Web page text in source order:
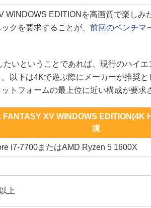
WINDOWS EDITIONを高画質で楽しみ
クを要求することが、 前回のベンチマ
いということであれば、現行のハイエ
以下は4Kで遊ぶ際にメーカーが推奨と
トフォームの最上位に近い構成が要求
FANTASY XV WINDOWS EDITION(4K
境
i7-7700またはAMD Ryzen 5 1600X
上